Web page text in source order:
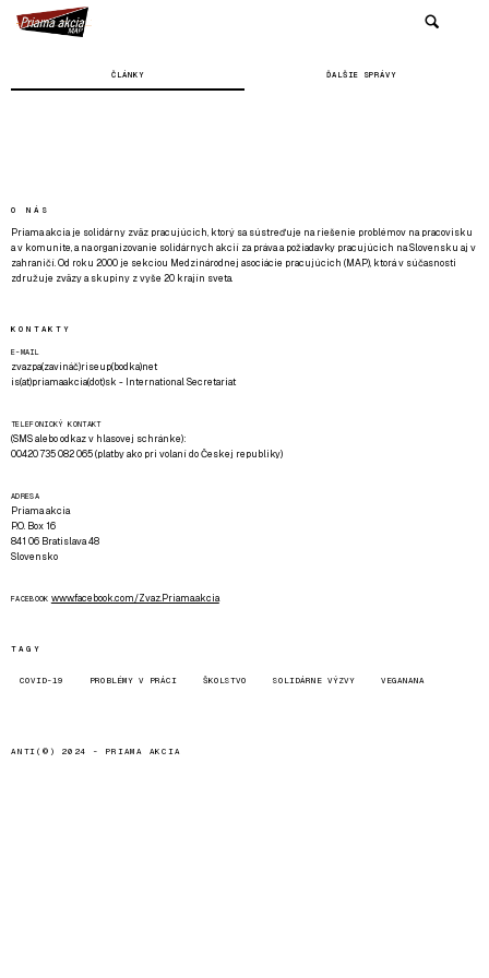
ČLÁNKY ĎALŠIE SPRÁVY
O NÁS
Priama akcia je solidárny zväz pracujúcich, ktorý sa sústreďuje na riešenie problémov na pracovisku
a v komunite, a na organizovanie solidárnych akcií za práva a požiadavky pracujúcich na Slovensku aj v
zahraničí. Od roku 2000 je sekciou Medzinárodnej asociácie pracujúcich (MAP), ktorá v súčasnosti
združuje zväzy a skupiny z vyše 20 krajín sveta.
KONTAKTY
E-MAIL
zvazpa(zavináč)riseup(bodka)net
is(at)priamaakcia(dot)sk - International Secretariat
TELEFONICKÝ KONTAKT
(SMS alebo odkaz v hlasovej schránke):
00420 735 082 065 (platby ako pri volaní do Českej republiky)
ADRESA
Priama akcia
P.O. Box 16
841 06 Bratislava 48
Slovensko
FACEBOOK www.facebook.com/Zvaz.Priama.akcia
TAGY
COVID-19 PROBLÉMY V PRÁCI ŠKOLSTVO SOLIDÁRNE VÝZVY VEGANANA
ANTI(©) 2024 - PRIAMA AKCIA